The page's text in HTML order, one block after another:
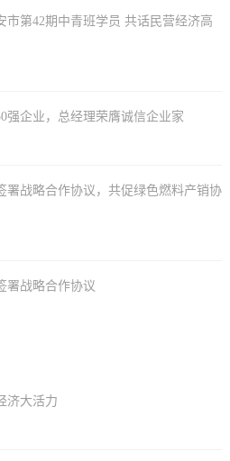
市第42期中青班学员 共话民营经济高
强企业，总经理荣膺诚信企业家
署战略合作协议，共促绿色燃料产销协
署战略合作协议
济大活力